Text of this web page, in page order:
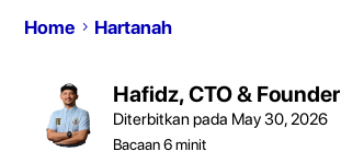
Home Hartanah
Hafidz, CTO & Founder
Diterbitkan pada May 30, 2026
Bacaan6minit